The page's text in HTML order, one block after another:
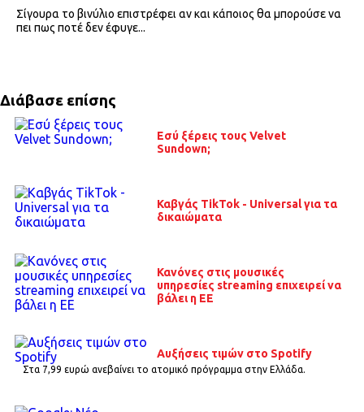
Σίγουρα το βινύλιο επιστρέφει αν και κάποιος θα μπορούσε να
πει πως ποτέ δεν έφυγε...
Διάβασε επίσης
Εσύ ξέρεις τους Velvet
Sundown;
Καβγάς TikTok - Universal για τα
δικαιώματα
Κανόνες στις μουσικές
υπηρεσίες streaming επιχειρεί να
βάλει η ΕΕ
Αυξήσεις τιμών στο Spotify
Στα 7,99 ευρώ ανεβαίνει το ατομικό πρόγραμμα στην Ελλάδα.